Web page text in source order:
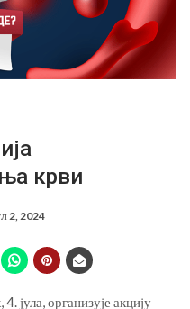
крви
2, 2024
јула, организује акцију